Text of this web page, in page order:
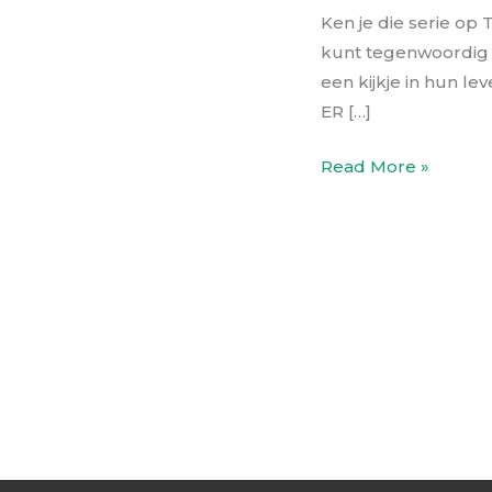
Ken je die serie op
kunt tegenwoordig
een kijkje in hun
ER […]
Read More »